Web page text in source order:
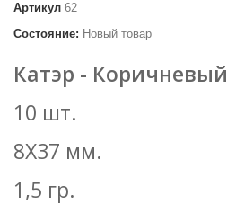
Артикул 62
Состояние: Новый товар
Катэр - Коричневый
10 шт.
8Х37 мм.
1,5 гр.